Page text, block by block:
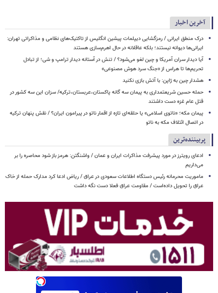
آخرین اخبار
درک منطق ایرانی / رمزگشایی دیپلمات پیشین انگلیس از تاکتیک‌های نظامی و مذاکراتی تهران:
ایرانی‌ها دیوانه نیستند؛ بلکه عاقلانه در حال اهرم‌سازی هستند
آیا دیدار سران آمریکا و چین لغو می‌شود؟ / تنش در آستانه دیدار ترامپ و شی؛ از تبادل
تحریم‌ها تا هراس از «جنگ سرد هوش مصنوعی»
هشدار چین به ژاپن: با آتش بازی نکنید
حمله حسین شریعتمداری به پیمان سه گانه پاکستان،عربستان،ترکیه/ سزان این سه کشور در
قتل عام غزه دست داشتند
پیمان مکه؛ «ناتوی اسلامی» یا حلقه‌ای تازه از اقمار ناتو در پیرامون ایران؟ / نقش پنهان ترکیه
در اتصال ائتلاف مکه به ناتو
پربیننده‌ترین
ادعای رویترز در مورد پیشرفت مذاکرات ایران و عمان / واشنگتن: هرمز باز شود محاصره را بر
می‌داریم
ماموریت محرمانه رئیس دستگاه اطلاعات سعودی در عراق / ریاض ادعا کرد مدارک حمله از خاک
عراق را تحویل داده‌است / مقاومت عراق فعلا دست نگه داشت